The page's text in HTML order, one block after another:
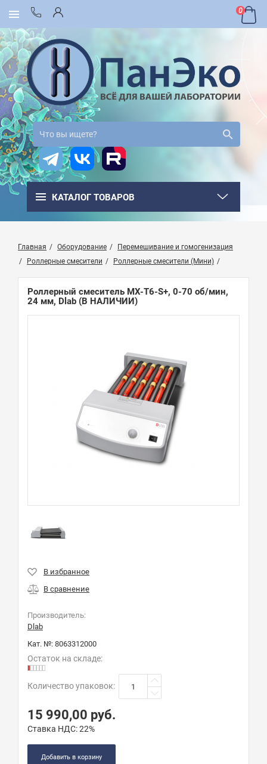
0
КАТАЛОГ ТОВАРОВ
Главная Оборудование
Перемешивание и гомогенизация
Роллерные смесители
Роллерные смесители (Мини)
Роллерный смеситель MX-T6-S+, 0-70 об/мин,
24 мм, Dlab (В НАЛИЧИИ)
Производитель:
Dlab
Кат. №: 8063312000
Остаток на складе:
Количество упаковок:
15 990,00 руб.
Ставка НДС:22%
Добавить в корзину